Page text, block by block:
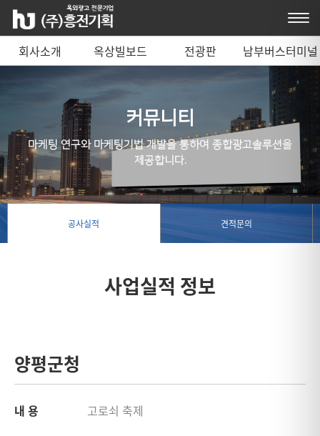
회사소개 옥상빌보드 전광판
남부버스터미널
매체 안내
커뮤니티
마케팅 연구와 마케팅기법 개발을 통하여 종합광고솔루션을
제공합니다.
공사실적 견적문의
사업실적 정보
양평군청
내 용
고로쇠 축제